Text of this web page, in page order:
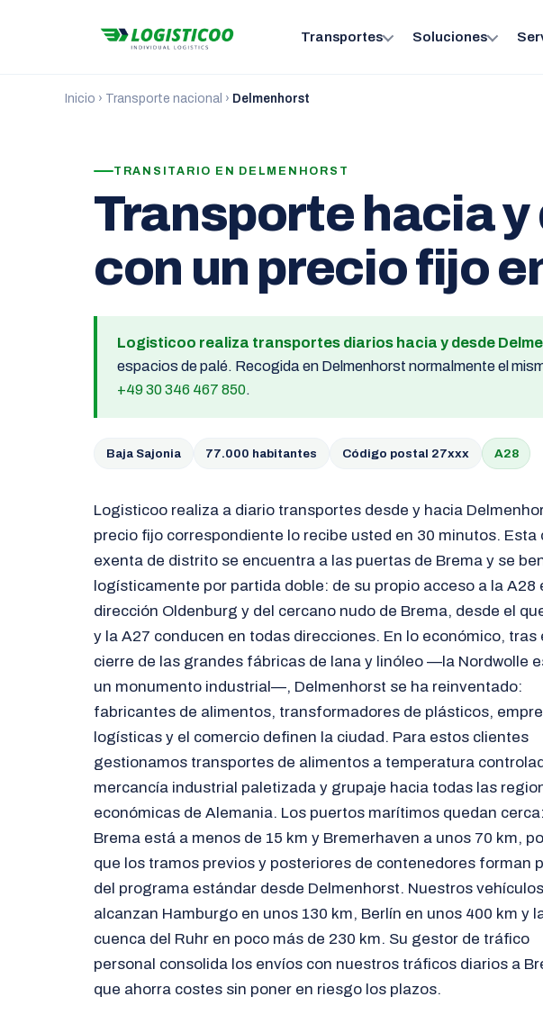
Transportes Soluciones
Inicio › Transporte nacional › Delmenhorst
TRANSITARIO EN DELMENHORST
Transporte hacia
con un precio fijo
Logisticoo realiza transportes diarios hacia y desde
espacios de palé. Recogida en Delmenhorst normalmente el
+49 30 346 467 850.
Baja Sajonia 77.000 habitantes Código postal 27xxx A28
Logisticoo realiza a diario transportes desde y hacia
precio fijo correspondiente lo recibe usted en 30 minutos. Esta
exenta de distrito se encuentra a las puertas de Brema y se
logísticamente por partida doble: de su propio acceso a la A28
dirección Oldenburg y del cercano nudo de Brema, desde el
y la A27 conducen en todas direcciones. En lo económico, tras
cierre de las grandes fábricas de lana y linóleo —la Nordwolle
un monumento industrial—, Delmenhorst se ha reinventado:
fabricantes de alimentos, transformadores de plásticos,
logísticas y el comercio definen la ciudad. Para estos clientes
gestionamos transportes de alimentos a temperatura
mercancía industrial paletizada y grupaje hacia todas las
económicas de Alemania. Los puertos marítimos quedan cerca:
Brema está a menos de 15 km y Bremerhaven a unos 70 km,
que los tramos previos y posteriores de contenedores forman
del programa estándar desde Delmenhorst. Nuestros vehículos
alcanzan Hamburgo en unos 130 km, Berlín en unos 400 km y
cuenca del Ruhr en poco más de 230 km. Su gestor de tráfico
personal consolida los envíos con nuestros tráficos diarios a
que ahorra costes sin poner en riesgo los plazos.